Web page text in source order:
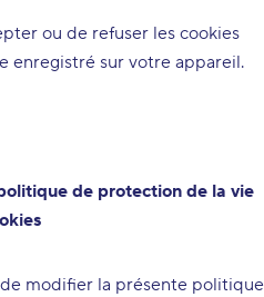
ou de refuser les cookies
enregistré sur votre appareil.
de protection de la vie
modifier la présente politique